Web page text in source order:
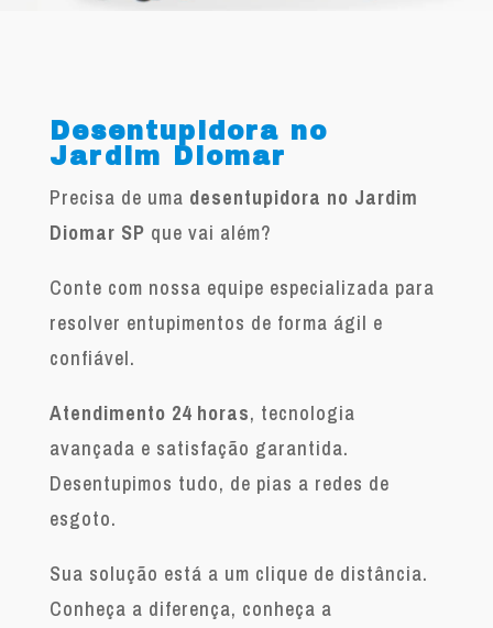
Desentupidora no
Jardim Diomar
Precisa de uma desentupidora no Jardim
Diomar SP que vai além?
Conte com nossa equipe especializada para
resolver entupimentos de forma ágil e
confiável.
Atendimento 24 horas, tecnologia
avançada e satisfação garantida.
Desentupimos tudo, de pias a redes de
esgoto.
Sua solução está a um clique de distância.
Conheça a diferença, conheça a